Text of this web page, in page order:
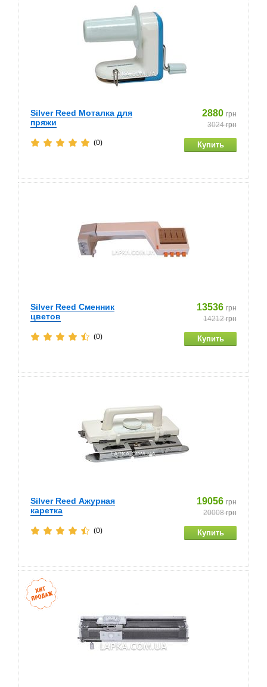
Silver Reed Моталка для
пряжи
2880 грн
3024грн
(0)
Silver Reed Сменник
цветов
13536 грн
14212грн
(0)
Silver Reed Ажурная
каретка
19056 грн
20008грн
(0)